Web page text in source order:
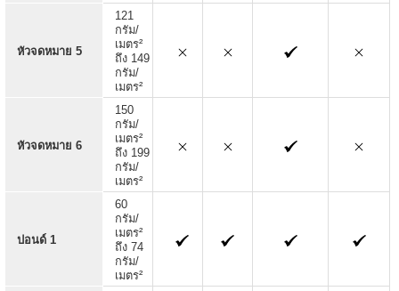
หัวจดหมาย 5
121
กรัม/
เมตร²
ถึง 149
กรัม/
เมตร²
หัวจดหมาย 6
150
กรัม/
เมตร²
ถึง 199
กรัม/
เมตร²
ปอนด์ 1
60
กรัม/
เมตร²
ถึง 74
กรัม/
เมตร²